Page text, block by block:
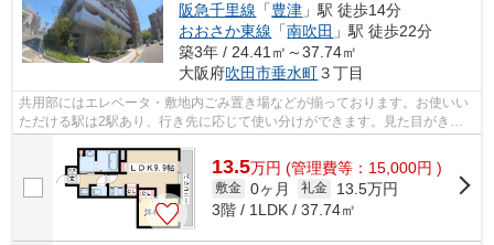
阪急千里線 「豊津 」駅 徒歩14分
おおさか東線 「南吹田 」駅 徒歩22分
築3年 / 24.41㎡～37.74㎡
大阪府吹田市垂水町３丁目
共用部にはエレベータ・敷地内ごみ置き場などが揃っております。お使いい
ただける駅は2駅あり、行き先に応じて使い分けができます。見た目がきれ
13.5万円 (管理費等：15,000円 )
敷金 0ヶ月 礼金
13.5万円
3階 / 1LDK / 37.74㎡